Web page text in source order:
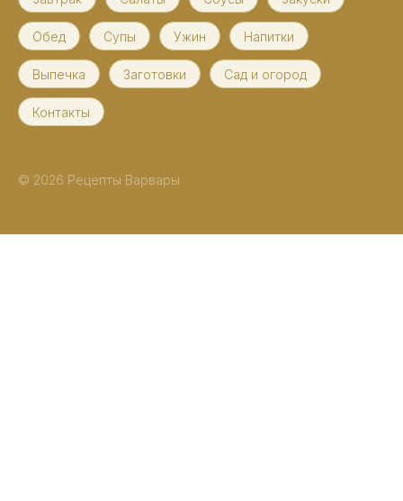
Обед Супы Ужин Напитки
Выпечка Заготовки Сад и огород
Контакты
© 2026 Рецепты Варвары